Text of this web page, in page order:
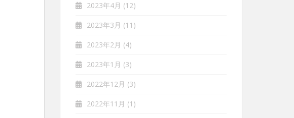
2023年4月 (12)
2023年3月 (11)
2023年2月 (4)
2023年1月 (3)
2022年12月 (3)
2022年11月 (1)